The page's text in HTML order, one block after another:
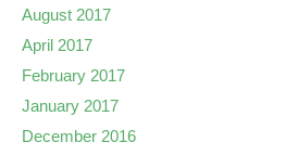
August 2017
April 2017
February 2017
January 2017
December 2016